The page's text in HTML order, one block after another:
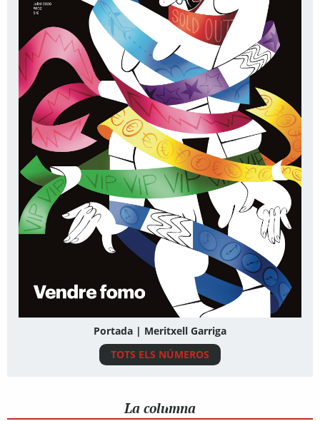
Portada | Meritxell Garriga
TOTS ELS NÚMEROS
La columna